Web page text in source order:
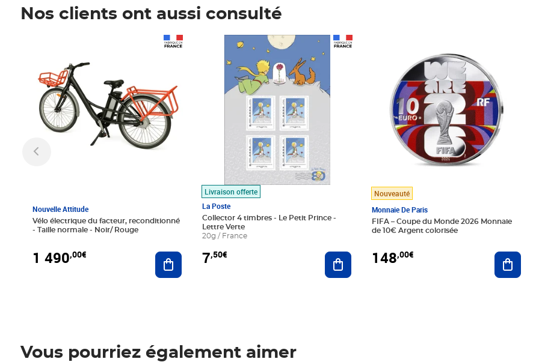
Nos clients ont aussi consulté
Nouvelle Attitude
Vélo électrique du facteur, reconditionné
- Taille normale - Noir/ Rouge
1 490,00€ Ajouter au panier
Livraison offerte
La Poste
Collector 4 timbres - Le Petit Prince -
Lettre Verte
20g / France
7,50€
Prix 7,50€
Ajouter au panier
Nouveauté
Monnaie De Paris
FIFA – Coupe du Monde 2026 Monnaie
de 10€ Argent colorisée
148,00€
Vous pourriez également aimer